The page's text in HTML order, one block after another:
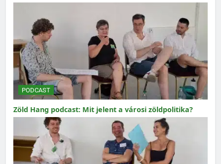
PODCAST
Zöld Hang podcast: Mit jelent a városi zöldpolitika?